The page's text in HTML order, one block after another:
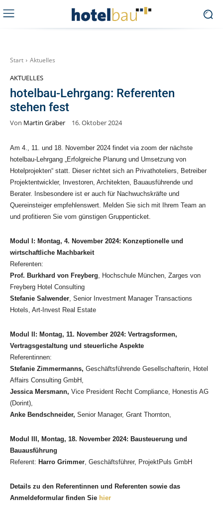
Start Aktuelles
AKTUELLES
hotelbau-Lehrgang: Referenten
stehen fest
Von Martin Gräber 16. Oktober 2024
Am 4., 11. und 18. November 2024 findet via zoom der nächste
hotelbau-Lehrgang „Erfolgreiche Planung und Umsetzung von
Hotelprojekten“ statt. Dieser richtet sich an Privathoteliers, Betreiber
Projektentwickler, Investoren, Architekten, Bauausführende und
Berater. Insbesondere ist er auch für Nachwuchskräfte und
Quereinsteiger empfehlenswert. Melden Sie sich mit Ihrem Team an
und profitieren Sie vom günstigen Gruppenticket.
Modul I: Montag, 4. November 2024: Konzeptionelle und
wirtschaftliche Machbarkeit
Referenten:
Prof. Burkhard von Freyberg, Hochschule München, Zarges von
Freyberg Hotel Consulting
Stefanie Salwender, Senior Investment Manager Transactions
Hotels, Art-Invest Real Estate
Modul II: Montag, 11. November 2024: Vertragsformen,
Vertragsgestaltung und steuerliche Aspekte
Referentinnen:
Stefanie Zimmermanns, Geschäftsführende Gesellschafterin, Hotel
Affairs Consulting GmbH,
Jessica Mersmann, Vice President Recht Compliance, Honestis AG
(Dorint),
Anke Bendschneider, Senior Manager, Grant Thornton,
Modul III, Montag, 18. November 2024: Bausteuerung und
Bauausführung
Referent: Harro Grimmer, Geschäftsführer, ProjektPuls GmbH
Details zu den Referentinnen und Referenten sowie das
Anmeldeformular finden Sie hier